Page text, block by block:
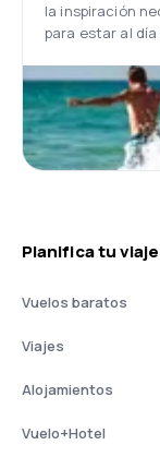
la inspiración
para estar al
Planifica tu viaje
Vuelos baratos
Viajes
Alojamientos
Vuelo+Hotel